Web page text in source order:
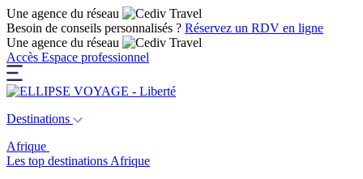
Une agence du réseau
Besoin de conseils personnalisés ? Réservez un RDV en ligne
Une agence du réseau
Accès Espace professionnel
Destinations
Afrique
Les top destinations Afrique